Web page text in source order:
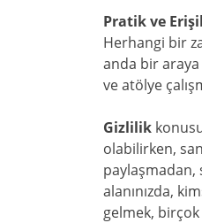
Pratik ve
Herhangi bir
anda bir
ve atölye
Gizlilik
olabilirken,
paylaşmadan,
alanınızda,
gelmek,